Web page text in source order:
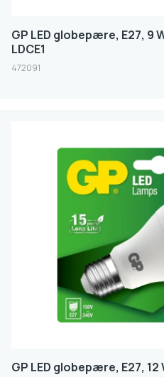
GP LED globepære, E27, 9
LDCE1
472091
GP LED globepære, E27, 12